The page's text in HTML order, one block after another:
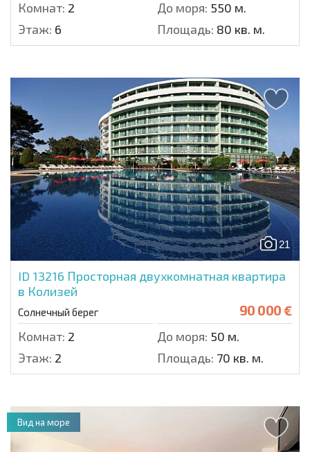
Комнат: 2 До моря: 550 м.
Этаж: 6 Площадь: 80 кв. м.
21
ID 13216 Просторная двухкомнатная квартира
в Колизей
Солнечный берег 90 000 €
Комнат: 2 До моря: 50 м.
Этаж: 2 Площадь: 70 кв. м.
Вид на море